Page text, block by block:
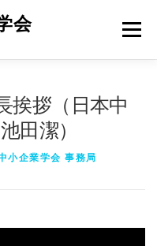
会 メニュー
挨拶（日本中
田潔）
小企業学会 事務局